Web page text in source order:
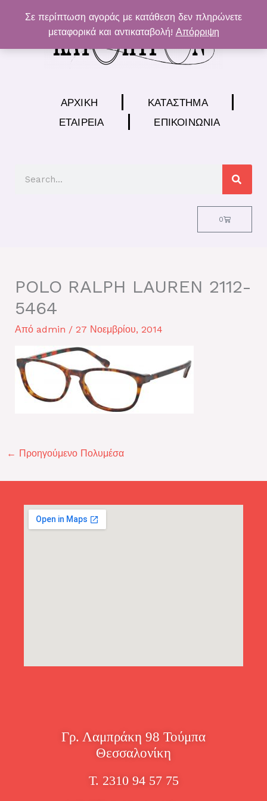
Σε περίπτωση αγοράς με κατάθεση δεν πληρώνετε
μεταφορικά και αντικαταβολή! Απόρριψη
περιεχόμενο
ΑΡΧΙΚΉ
ΚΑΤΆΣΤΗΜΑ
ΕΤΑΙΡΕΊΑ
ΕΠΙΚΟΙΝΩΝΊΑ
0
Cart
POLO RALPH LAUREN 2112-
5464
Από admin / 27 Νοεμβρίου, 2014
← Προηγούμενο Πολυμέσα
Γρ. Λαμπράκη 98 Τούμπα
Θεσσαλονίκη
Τ. 2310 94 57 75